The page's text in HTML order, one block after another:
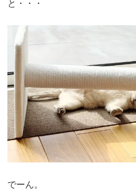
と・・・
でーん。